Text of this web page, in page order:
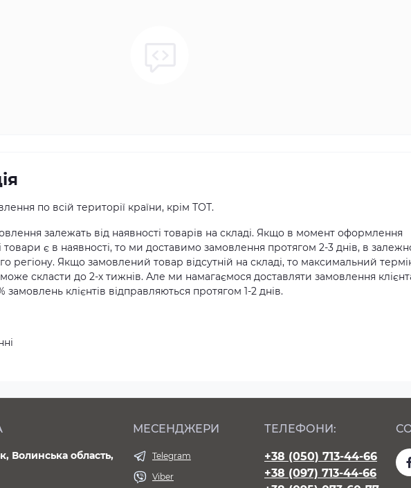
по всій території країни, крім ТОТ.
залежать від наявності товарів на складі. Якщо в момент оформлення
товари є в наявності, то ми доставимо замовлення протягом 2-3 днів, в
регіону. Якщо замовлений товар відсутній на складі, то максимальний
скласти до 2-х тижнів. Але ми намагаємося доставляти замовлення
клієнтів відправляються протягом 1-2 днів.
Волинська область,
МЕСЕНДЖЕРИ
Telegram
Viber
ТЕЛЕФОНИ:
+38 (050) 713-44-66
+38 (097) 713-44-66